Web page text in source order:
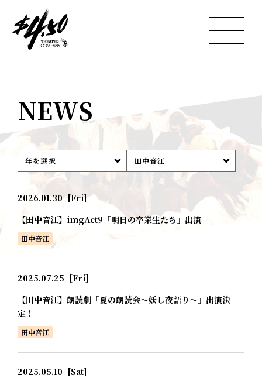
NEWS
年を選択 田中音江
2026.01.30 [Fri]
【田中音江】imgAct9「明日の卒業生たち」出演
田中音江
2025.07.25 [Fri]
【田中音江】朗読劇「夏の朗読会～妖し夜語り～」出演決
定！
田中音江
2025.05.10 [Sat]